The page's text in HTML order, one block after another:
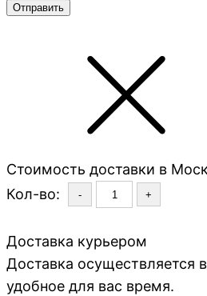
Стоимость доставки в
Кол-во:
- +
Доставка курьером
Доставка осуществляется
удобное для вас время.